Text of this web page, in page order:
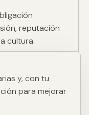
reputación
cultura.
y, con tu
para mejorar